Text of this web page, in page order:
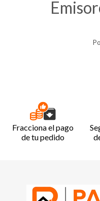
Fracciona el pago
de tu pedido